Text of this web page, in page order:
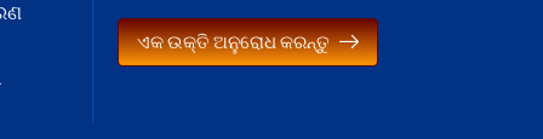
ଏକ ଉକ୍ତି ଅନୁରୋଧ କରନ୍ତୁ